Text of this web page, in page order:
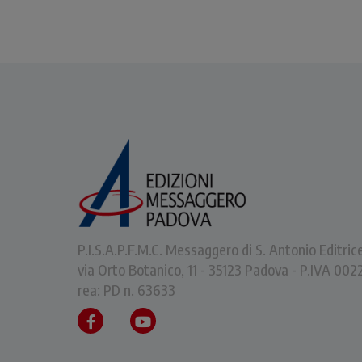
P.I.S.A.P.F.M.C. Messaggero di S. Antonio
via Orto Botanico, 11 - 35123 Padova - P.IVA
rea: PD n. 63633